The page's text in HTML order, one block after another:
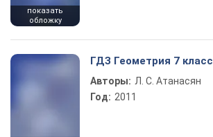
показать
обложку
ГДЗ Геометрия 7 класс
Авторы: Л. С. Атанасян
Год: 2011